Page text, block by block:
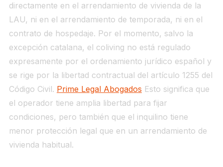
directamente en el arrendamiento de vivienda de la
LAU, ni en el arrendamiento de temporada, ni en el
contrato de hospedaje. Por el momento, salvo la
excepción catalana, el coliving no está regulado
expresamente por el ordenamiento jurídico español y
se rige por la libertad contractual del artículo 1255 del
Código Civil. Prime Legal Abogados Esto significa que
el operador tiene amplia libertad para fijar
condiciones, pero también que el inquilino tiene
menor protección legal que en un arrendamiento de
vivienda habitual.